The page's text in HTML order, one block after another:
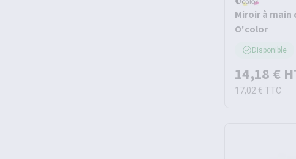
Miroir à main
O'color
Disponible
14,18 €
17,02 € TTC